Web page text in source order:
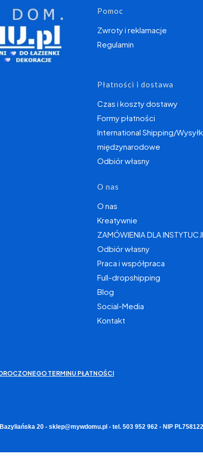
Linki w
Pomoc
Zwroty i reklamacje
Regulamin
Płatności i dostawa
Czas i koszty dostawy
Formy płatności
International Shipping/
międzynarodowe
Odbiór własny
O nas
O nas
Kreatywnie
ZAMÓWIENIA DLA INSTYTUCJI
Odbiór własny
Praca i współpraca
Full-dropshipping
Blog
Social-Media
Kontakt
TERMINU PŁATNOŚCI
20 - sklep@mywdomu.pl - tel. 503 952 962 - NIP